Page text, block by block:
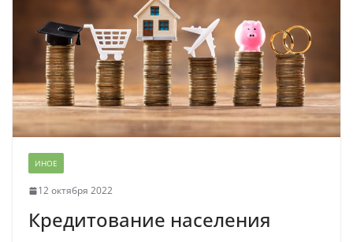
ИНОЕ
12 октября 2022
Кредитование населения